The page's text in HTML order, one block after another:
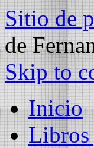
Sitio de
de
Skip to
Inicio
Libros